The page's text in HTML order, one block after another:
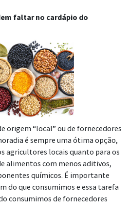
faltar no cardápio do
origem “local” ou de fornecedores
é sempre uma ótima opção,
agricultores locais quanto para os
alimentos com menos aditivos,
químicos. É importante
do que consumimos e essa tarefa
consumimos de fornecedores